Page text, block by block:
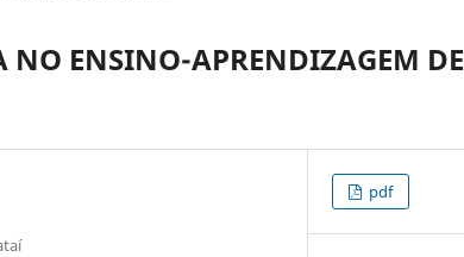
NO ENSINO-APRENDIZAGEM DE
pdf